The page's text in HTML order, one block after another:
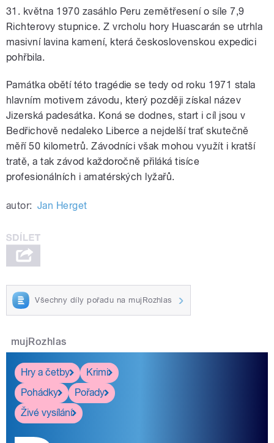
31. května 1970 zasáhlo Peru zemětřesení o síle 7,9
Richterovy stupnice. Z vrcholu hory Huascarán se utrhla
masivní lavina kamení, která československou expedici
pohřbila.
Památka obětí této tragédie se tedy od roku 1971 stala
hlavním motivem závodu, který později získal název
Jizerská padesátka. Koná se dodnes, start i cíl jsou v
Bedřichově nedaleko Liberce a nejdelší trať skutečně
měří 50 kilometrů. Závodníci však mohou využít i kratší
tratě, a tak závod každoročně přiláká tisíce
profesionálních i amatérských lyžařů.
autor: Jan Herget
Všechny díly pořadu na mujRozhlas
mujRozhlas
Hry a četby
Krimi
Pohádky
Pořady
Živé vysílání